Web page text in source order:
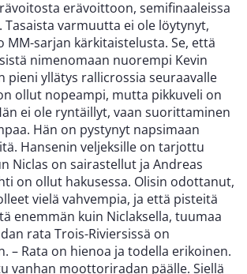
erävoittoon, semifinaaleissa
Tasaista varmuutta ei ole löytynyt,
MM-sarjan kärkitaistelusta. Se, että
nimenomaan nuorempi Kevin
pieni yllätys rallicrossia seuraavalle
ollut nopeampi, mutta pikkuveli on
ei ole ryntäillyt, vaan suorittaminen
Hän on pystynyt napsimaan
Hansenin veljeksille on tarjottu
Niclas on sairastellut ja Andreas
on ollut hakusessa. Olisin odottanut,
vielä vahvempia, ja että pisteitä
enemmän kuin Niclaksella, tuumaa
rata Trois-Riviersissä on
– Rata on hienoa ja todella erikoinen.
vanhan moottoriradan päälle. Siellä